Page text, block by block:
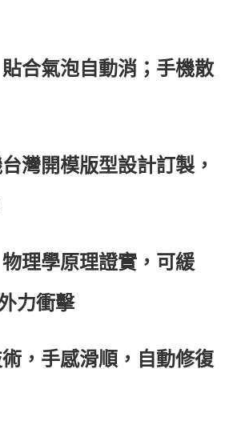
合氣泡自動消；手機散
灣開模版型設計訂製，
理學原理證實，可緩
力衝擊
，手感滑順，自動修復